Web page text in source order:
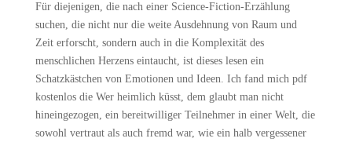
Für diejenigen, die nach einer Science-Fiction-Erzählung
suchen, die nicht nur die weite Ausdehnung von Raum und
Zeit erforscht, sondern auch in die Komplexität des
menschlichen Herzens eintaucht, ist dieses lesen ein
Schatzkästchen von Emotionen und Ideen. Ich fand mich pdf
kostenlos die Wer heimlich küsst, dem glaubt man nicht
hineingezogen, ein bereitwilliger Teilnehmer in einer Welt, die
sowohl vertraut als auch fremd war, wie ein halb vergessener